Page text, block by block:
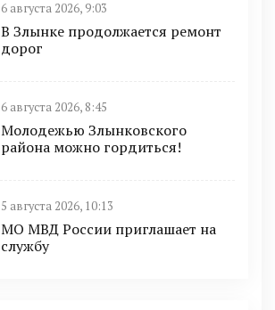
6 августа 2026, 9:03
В Злынке продолжается ремонт
дорог
6 августа 2026, 8:45
Молодежью Злынковского
района можно гордиться!
5 августа 2026, 10:13
МО МВД России приглашает на
службу